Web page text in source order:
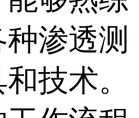
渗透测
技术。